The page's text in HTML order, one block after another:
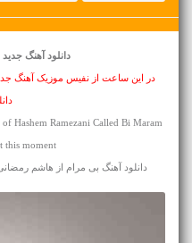
دانلود آهنگ جدید
در این ساعت از نفیس موزیک آهنگ
Hashem Ramezani Called Bi Maram
this moment
دانلود آهنگ بی مرام از هاشم رمضانی با 2 کیفیت 128 و 320 همراه با